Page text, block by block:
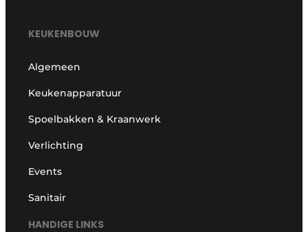
KEUKENBOUW
Algemeen
Keukenapparatuur
Spoelbakken & Kraanwerk
Verlichting
Events
Sanitair
HANDIGE LINKS